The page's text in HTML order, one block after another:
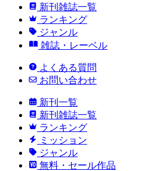
新刊雑誌一覧
ランキング
ジャンル
雑誌・レーベル
よくある質問
お問い合わせ
新刊一覧
新刊雑誌一覧
ランキング
ミッション
ジャンル
無料・セール作品